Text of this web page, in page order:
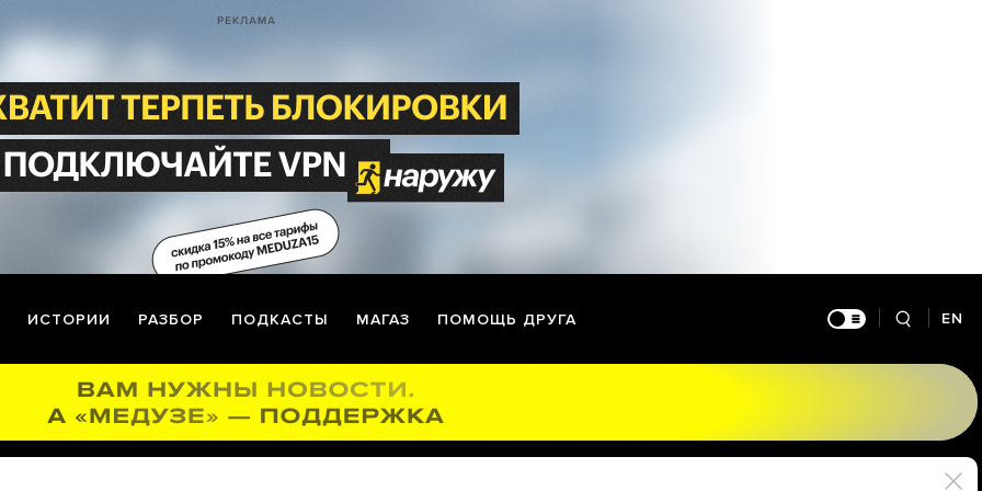
ИСТОРИИ РАЗБОР ПОДКАСТЫ МАГАЗ ПОМОЩЬ ДРУГА EN